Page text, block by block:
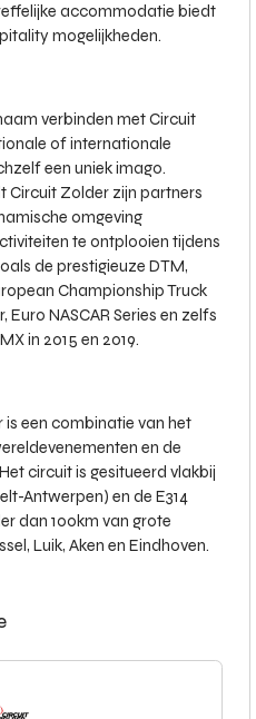
accommodatie biedt
mogelijkheden.
verbinden met Circuit
of internationale
een uniek imago.
Circuit Zolder zijn partners
omgeving
te ontplooien tijdens
de prestigieuze DTM,
Championship Truck
NASCAR Series en zelfs
in 2015 en 2019.
een combinatie van het
en de
circuit is gesitueerd vlakbij
Antwerpen) en de E314
dan 100km van grote
Luik, Aken en Eindhoven.